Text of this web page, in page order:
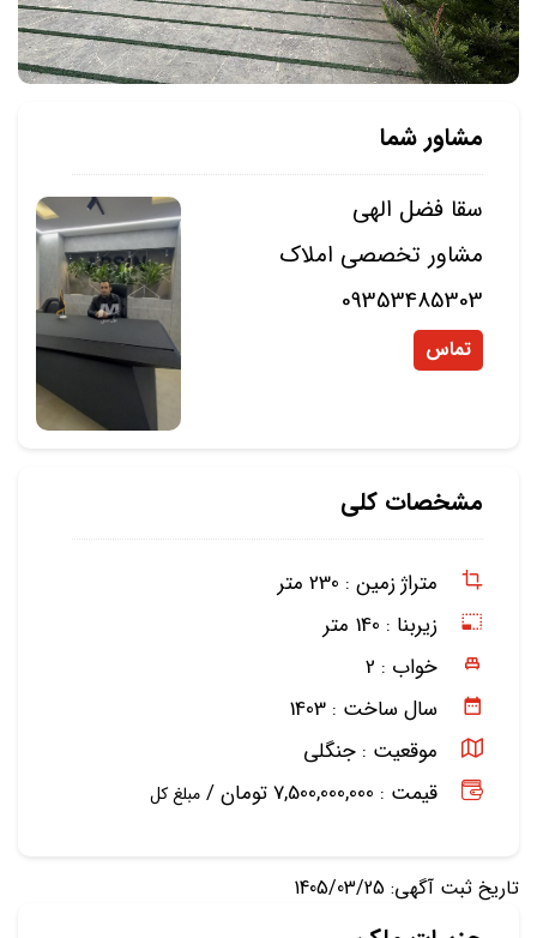
مشاور شما
سقا فضل الهی
مشاور تخصصی املاک
09353485303
تماس
مشخصات کلی
متراژ زمین : 230 متر
زیربنا : 140 متر
خواب : 2
سال ساخت : 1403
موقعیت : جنگلی
قیمت : 7,500,000,000 تومان /
مبلغ کل
تاریخ ثبت آگهی: 1405/03/25